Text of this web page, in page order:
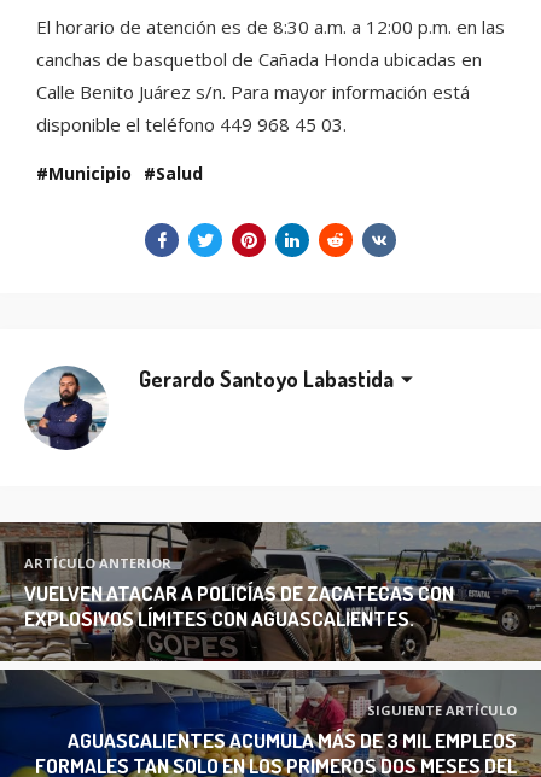
El horario de atención es de 8:30 a.m. a 12:00 p.m. en las
canchas de basquetbol de Cañada Honda ubicadas en
Calle Benito Juárez s/n. Para mayor información está
disponible el teléfono 449 968 45 03.
Municipio Salud
Gerardo Santoyo Labastida
ARTÍCULO ANTERIOR
VUELVEN ATACAR A POLICÍAS DE ZACATECAS CON
EXPLOSIVOS LÍMITES CON AGUASCALIENTES.
SIGUIENTE ARTÍCULO
AGUASCALIENTES ACUMULA MÁS DE 3 MIL EMPLEOS
FORMALES TAN SOLO EN LOS PRIMEROS DOS MESES DEL